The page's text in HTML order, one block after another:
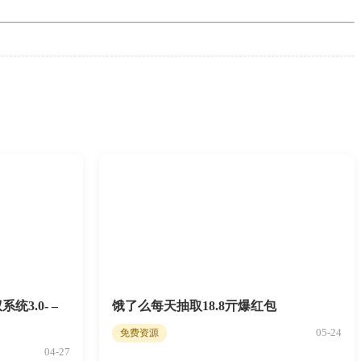
统3.0- –
04-27
饿了么每天抽取18.8亓爆红包
免费资源 05-24